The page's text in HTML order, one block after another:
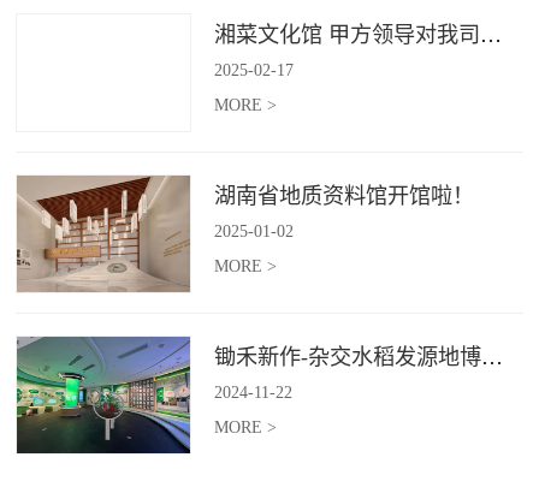
湘菜文化馆 甲方领导对我司授牌
2025-02-17
MORE >
湖南省地质资料馆开馆啦！
2025-01 -02
MORE >
锄禾新作-杂交水稻发源地博物苑，欢迎前去打卡体验
2024-11 -22
MORE >